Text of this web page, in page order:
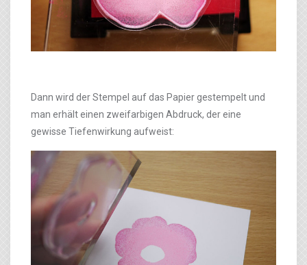
Dann wird der Stempel auf das Papier gestempelt und
man erhält einen zweifarbigen Abdruck, der eine
gewisse Tiefenwirkung aufweist: